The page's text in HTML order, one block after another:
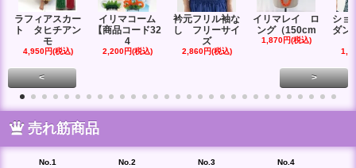
ラフィアスカー
ト タヒチアン
モ
4,950円(税込)
イリマコーム
【商品コード32
4
2,200円(税込)
衿元フリル袖な
し フリーサイ
ズ
2,860円(税込)
イリマレイ ロ
ング（150cm
1,870円(税込)
ショ
ダン
< >
売れ筋商品
No.1 No.2 No.3 No.4